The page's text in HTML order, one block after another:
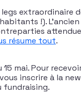
legs extraordinaire
!).
résume tout.
mai. Pour
inscrire à la
fundraising.